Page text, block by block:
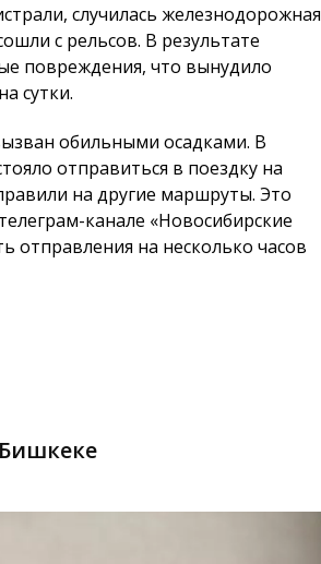
случилась железнодорожная
с рельсов. В результате
повреждения, что вынудило
сутки.
обильными осадками. В
отправиться в поездку на
на другие маршруты. Это
канале «Новосибирские
отправления на несколько часов